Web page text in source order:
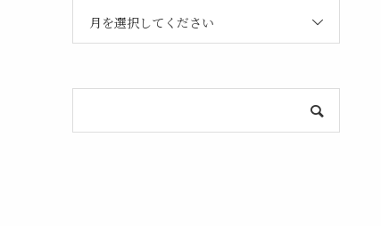
月を選択してください